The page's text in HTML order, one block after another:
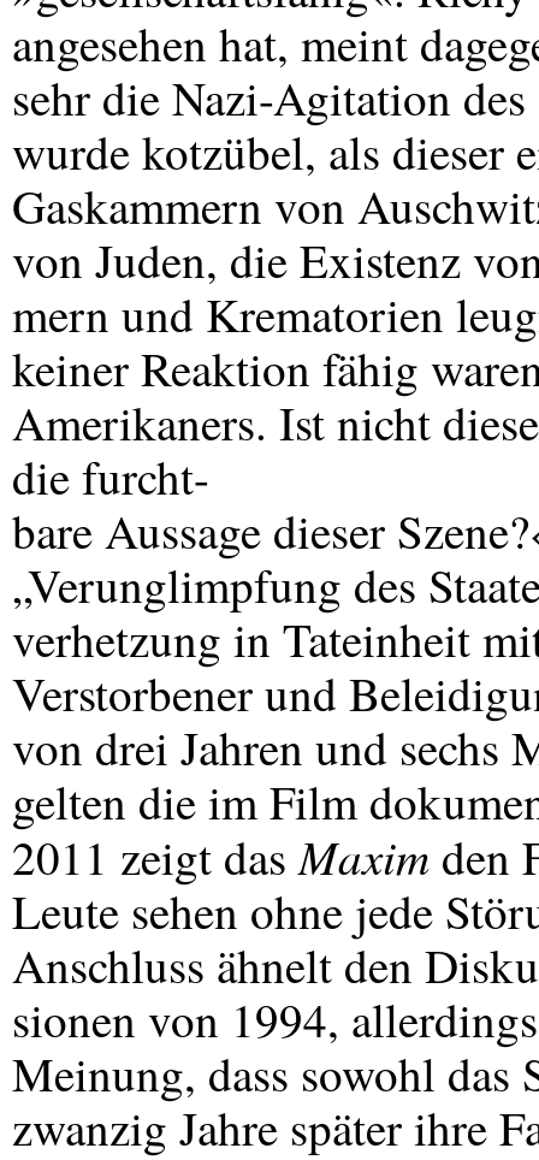
angesehen hat, meint
sehr die Nazi-Agitation
wurde kotzübel, als dieser
Gaskammern von
von Juden, die Existenz
mern und Krematorien
keiner Reaktion fähig
Amerikaners. Ist nicht
die furcht-
bare Aussage dieser
„Verunglimpfung des
verhetzung in Tateinheit
Verstorbener und
von drei Jahren und sechs
gelten die im Film
2011 zeigt dasMaxim den
Leute sehen ohne jede
Anschluss ähnelt den
sionen von 1994,
Meinung, dass sowohl das
zwanzig Jahre später ihre